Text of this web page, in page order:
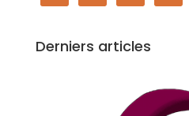
Derniers articles